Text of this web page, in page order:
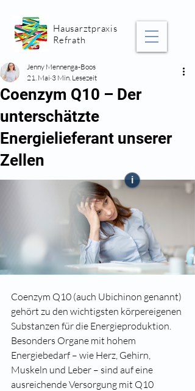
i
Hausarztpraxis
Refrath
Coenzym Q10 – Der
unterschätzte
Energielieferant unserer
Zellen
Jenny Mennenga-Boos
21. Mai 3 Min. Lesezeit
Coenzym Q10 (auch Ubichinon genannt)
gehört zu den wichtigsten körpereigenen
Substanzen für die Energieproduktion.
Besonders Organe mit hohem
Energiebedarf – wie Herz, Gehirn,
Muskeln und Leber – sind auf eine
ausreichende Versorgung mit Q10